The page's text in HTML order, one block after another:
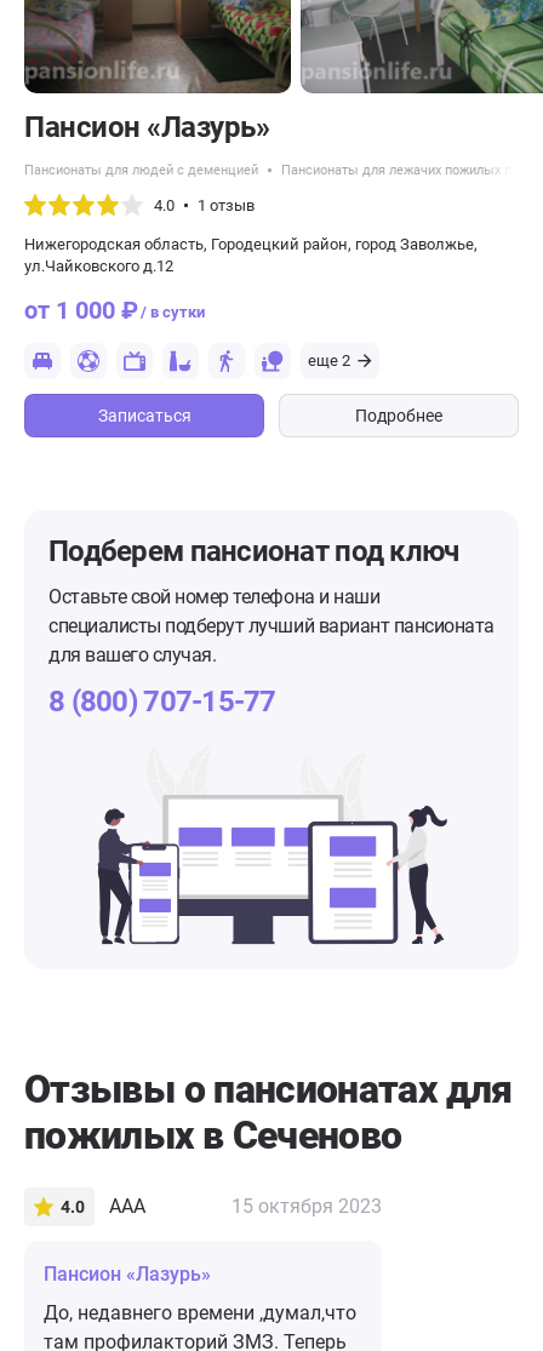
Пансион «Лазурь»
Пансионаты для людей с деменцией Пансионаты для лежачих пожилых
4.0 1 отзыв
Нижегородская область, Городецкий район, город Заволжье,
ул.Чайковского д.12
от 1 000 ₽/ в сутки
еще 2
Записаться Подробнее
Подберем пансионатпод ключ
Оставьте свой номер телефона и наши
специалисты подберут лучший вариант пансионата
для вашего случая.
8 (800) 707-15-77
Отзывы о пансионатах для
пожилых в Сеченово
4.0 ААА 15 октября 2023
Пансион «Лазурь»
До, недавнего времени ,думал,что
там профилакторий ЗМЗ. Теперь